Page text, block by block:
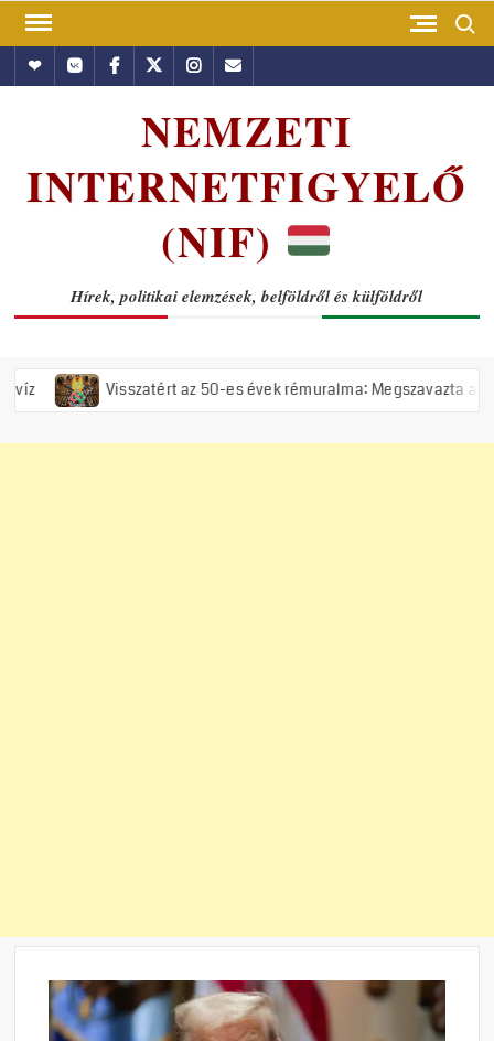
Skip
contentHundubVkontakte
Facebook
TwitterInstagram
Email
NEMZETI
INTERNETFIGYELŐ
(NIF)
Hírek, politikai elemzések, belföldről és külföldről
Visszatért az 50-es évek rémuralma: Megszavazta az országgyűlés